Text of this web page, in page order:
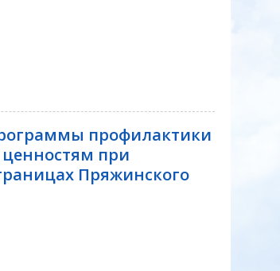
профилактики
при
Пряжинского